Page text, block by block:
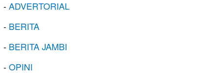
-ADVERTORIAL
- BERITA
- BERITA JAMBI
-OPINI